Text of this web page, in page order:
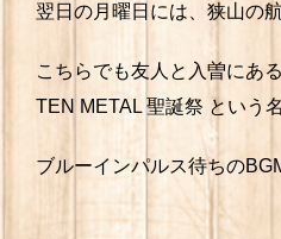
翌日の月曜日には、狭山の
こちらでも友人と入曽にあ
TEN METAL 聖誕祭 という
ブルーインパルス待ちの